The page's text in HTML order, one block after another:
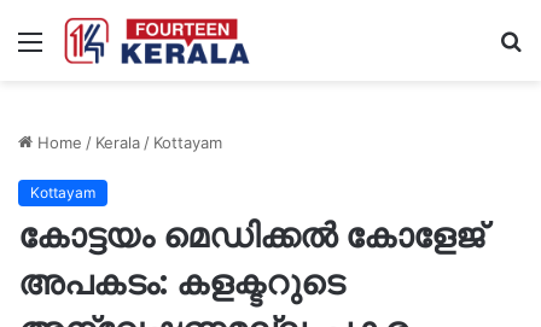
Menu
Home / Kerala/ Kottayam
Kottayam
കോട്ടയം മെഡിക്കൽ കോളേജ്
അപകടം: കളക്ടറുടെ